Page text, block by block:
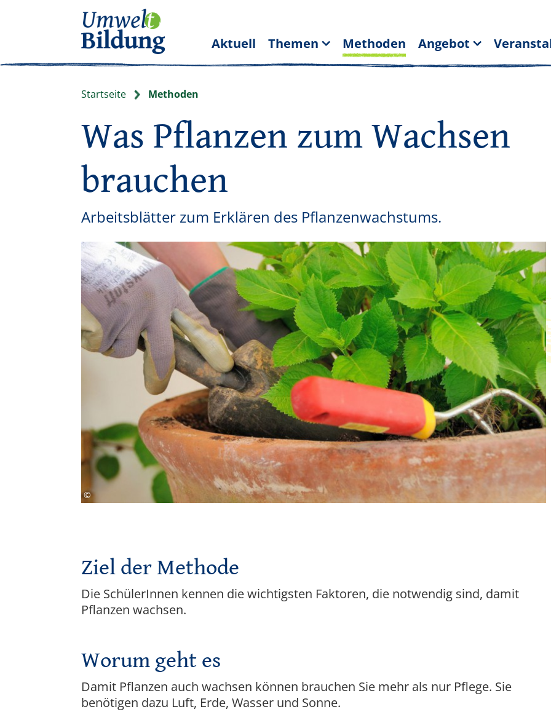
Aktuell Themen Methoden Angebot
Startseite Methoden
Was Pflanzen zum Wachsen
brauchen
Arbeitsblätter zum Erklären des Pflanzenwachstums.
©R.Burger
Ziel der Methode
Die SchülerInnen kennen die wichtigsten Faktoren, die notwendig sind, damit
Pflanzen wachsen.
Worum geht es
Damit Pflanzen auch wachsen können brauchen Sie mehr als nur Pflege. Sie
benötigen dazu Luft, Erde, Wasser und Sonne.